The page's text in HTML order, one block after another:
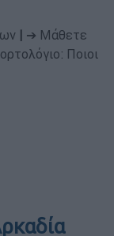
➔ Μάθετε
Ποιοι